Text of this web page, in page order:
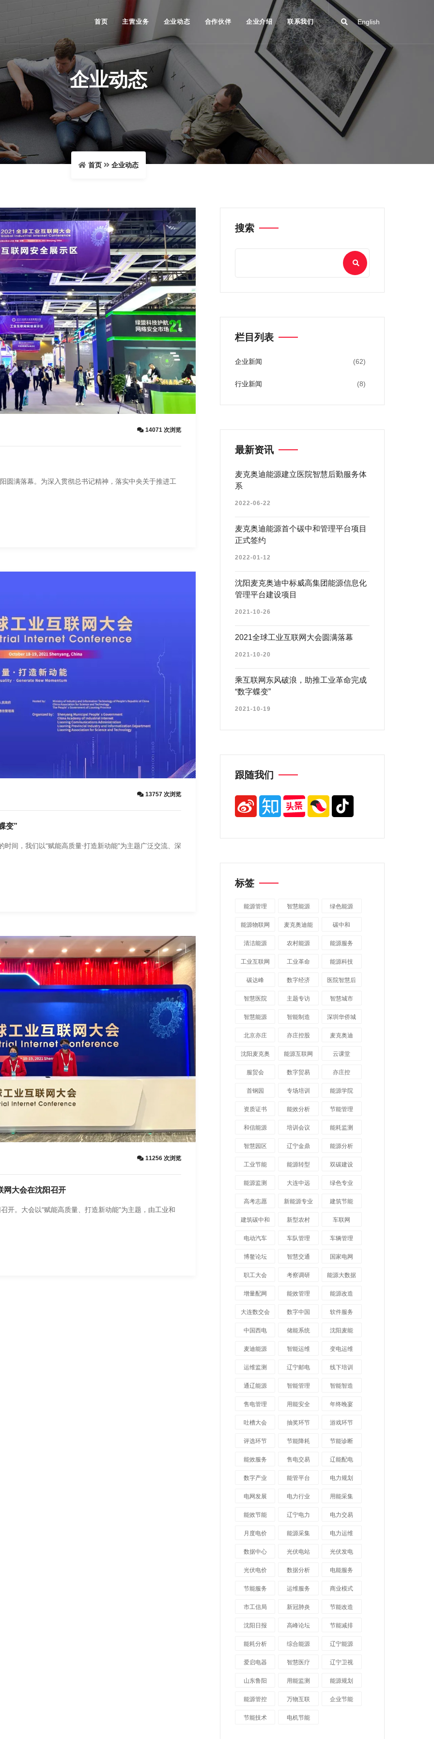
English
首页 主营业务 企业动态 合作伙伴 企业介绍 联系我们
企业动态
首页 企业动态
14071 次浏览
圆满落幕。为深入贯彻总书记精神，落实中央关于推进工
13757 次浏览
变”
间，我们以“赋能高质量·打造新动能”为主题广泛交流、深
11256 次浏览
网大会在沈阳召开
开。大会以“赋能高质量、打造新动能”为主题，由工业和
搜索
栏目列表
企业新闻 (62)
行业新闻 (8)
最新资讯
麦克奥迪能源建立医院智慧后勤服务体
系
2022-06-22
麦克奥迪能源首个碳中和管理平台项目
正式签约
2022-01-12
沈阳麦克奥迪中标威高集团能源信息化
管理平台建设项目
2021-10-26
2021全球工业互联网大会圆满落幕
2021-10-20
乘互联网东风破浪，助推工业革命完成
“数字蝶变”
2021-10-19
跟随我们
标签
能源管理 智慧能源 绿色能源
能源物联网 麦克奥迪能
源
碳中和
清洁能源 农村能源 能源服务
工业互联网 工业革命 能源科技
碳达峰 数字经济 医院智慧后
勤
智慧医院 主题专访 智慧城市
​智慧能源 智能制造 深圳华侨城
北京亦庄 亦庄控股 麦克奥迪
沈阳麦克奥
迪
能源互联网 云课堂
服贸会 数字贸易 亦庄控
首钢园 专场培训 能源学院
资质证书 能效分析 节能管理
和信能源 培训会议 能耗监测
智慧园区 辽宁金鼎 能源分析
工业节能 能源转型 双碳建设
能源监测 大连中远 绿色专业
高考志愿 新能源专业 建筑节能
建筑碳中和 新型农村 车联网
电动汽车 车队管理 车辆管理
博鳌论坛 智慧交通 国家电网
职工大会 考察调研 能源大数据
增量配网 能效管理 能源改造
大连数交会 数字中国 软件服务
中国西电 储能系统 沈阳麦能
麦迪能源 智能运维 变电运维
运维监测 辽宁邮电 线下培训
通辽能源 智能管理 智能智造
售电管理 用能安全 年终晚宴
吐槽大会 抽奖环节 游戏环节
评选环节 节能降耗 节能诊断
能效服务 售电交易 辽能配电
数字产业 能管平台 电力规划
电网发展 电力行业 用能采集
能效节能 辽宁电力 电力交易
月度电价 能源采集 电力运维
数据中心 光伏电站 光伏发电
光伏电价 数据分析 电能服务
节能服务 运维服务 商业模式
市工信局 新冠肺炎 节能改造
沈阳日报 高峰论坛 节能减排
能耗分析 综合能源 辽宁能源
爱启电器 智慧医疗 辽宁卫视
山东鲁阳 用能监测 能源规划
能源管控 万物互联 企业节能
节能技术 电机节能